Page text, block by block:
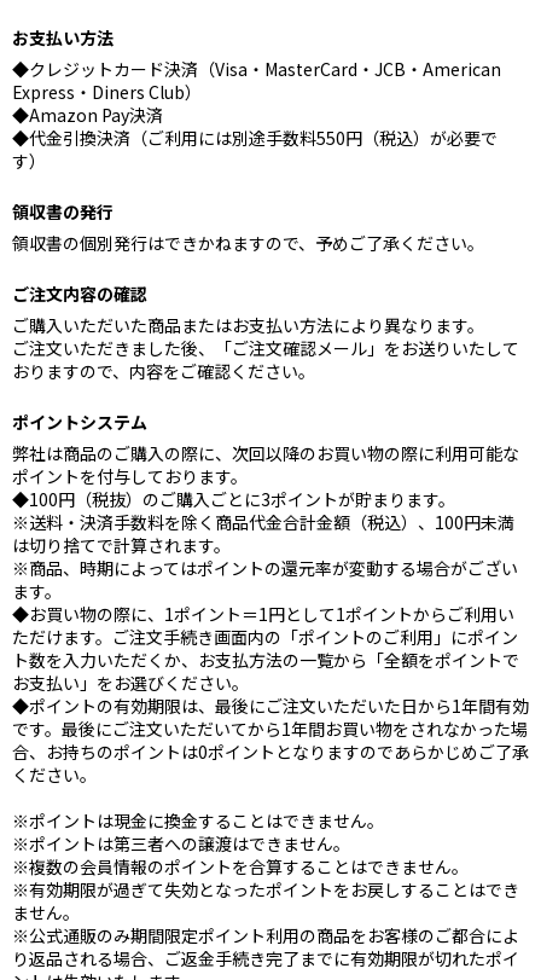
お支払い方法
◆クレジットカード決済（Visa・MasterCard・JCB・American
Express・Diners Club）
◆Amazon Pay決済
◆代金引換決済（ご利用には別途手数料550円（税込）が必要で
す）
領収書の発行
領収書の個別発行はできかねますので、予めご了承ください。
ご注文内容の確認
ご購入いただいた商品またはお支払い方法により異なります。
ご注文いただきました後、「ご注文確認メール」をお送りいたして
おりますので、内容をご確認ください。
ポイントシステム
弊社は商品のご購入の際に、次回以降のお買い物の際に利用可能な
ポイントを付与しております。
◆100円（税抜）のご購入ごとに3ポイントが貯まります。
※送料・決済手数料を除く商品代金合計金額（税込）、100円未満
は切り捨てで計算されます。
※商品、時期によってはポイントの還元率が変動する場合がござい
ます。
◆お買い物の際に、1ポイント＝1円として1ポイントからご利用い
ただけます。ご注文手続き画面内の「ポイントのご利用」にポイン
ト数を入力いただくか、お支払方法の一覧から「全額をポイントで
お支払い」をお選びください。
◆ポイントの有効期限は、最後にご注文いただいた日から1年間有効
です。最後にご注文いただいてから1年間お買い物をされなかった場
合、お持ちのポイントは0ポイントとなりますのであらかじめご了承
ください。
※ポイントは現金に換金することはできません。
※ポイントは第三者への譲渡はできません。
※複数の会員情報のポイントを合算することはできません。
※有効期限が過ぎて失効となったポイントをお戻しすることはでき
ません。
※公式通販のみ期間限定ポイント利用の商品をお客様のご都合によ
り返品される場合、ご返金手続き完了までに有効期限が切れたポイ